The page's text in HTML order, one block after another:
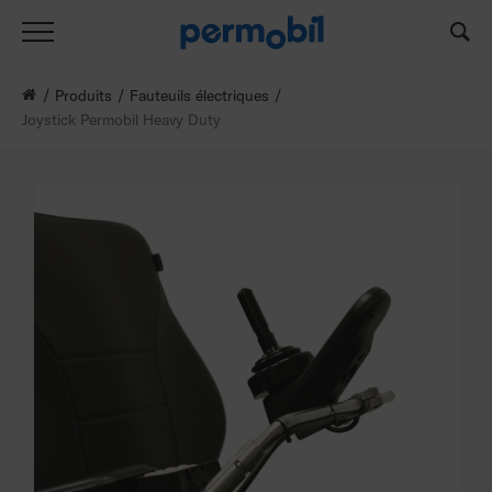
Produits
Fauteuils électriques
Joystick Permobil Heavy Duty